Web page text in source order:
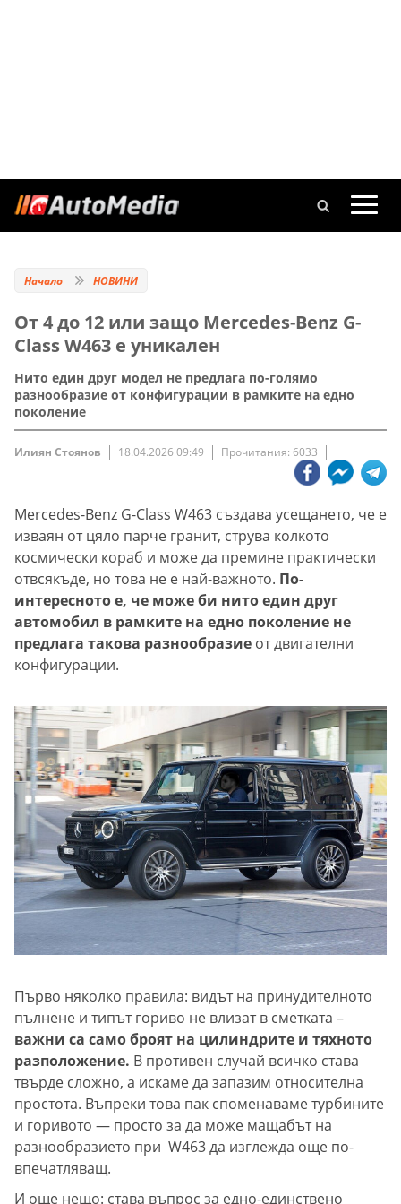
Начало НОВИНИ
От 4 до 12 или защо Mercedes-Benz G-
Class W463 е уникален
Нито един друг модел не предлага по-голямо
разнообразие от конфигурации в рамките на едно
поколение
Илиян Стоянов 18.04.2026 09:49 Прочитания: 6033
Mercedes-Benz G-Class W463 създава усещането, че е
изваян от цяло парче гранит, струва колкото
космически кораб и може да премине практически
отвсякъде, но това не е най-важното. По-
интересното е, че може би нито един друг
автомобил в рамките на едно поколение не
предлага такова разнообразие от двигателни
конфигурации.
Първо няколко правила: видът на принудителното
пълнене и типът гориво не влизат в сметката –
важни са само броят на цилиндрите и тяхното
разположение. В противен случай всичко става
твърде сложно, а искаме да запазим относителна
простота. Въпреки това пак споменаваме турбините
и горивото — просто за да може мащабът на
разнообразието при W463 да изглежда още по-
впечатляващ.
И още нещо: става въпрос за едно-единствено